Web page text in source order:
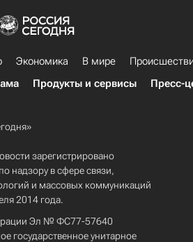
Экономика В мире
Продукты и сервисы Пресс-
зарегистрировано
надзору в сфере связи,
и массовых коммуникаций
2014 года.
Эл № ФС77-57640
государственное унитарное